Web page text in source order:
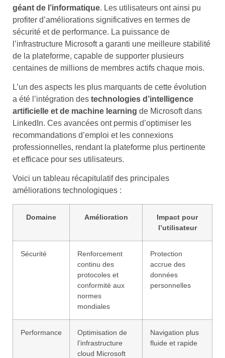
géant de l’informatique. Les utilisateurs ont ainsi pu
profiter d’améliorations significatives en termes de
sécurité et de performance. La puissance de
l’infrastructure Microsoft a garanti une meilleure stabilité
de la plateforme, capable de supporter plusieurs
centaines de millions de membres actifs chaque mois.
L’un des aspects les plus marquants de cette évolution
a été l’intégration des technologies d’intelligence
artificielle et de machine learning de Microsoft dans
LinkedIn. Ces avancées ont permis d’optimiser les
recommandations d’emploi et les connexions
professionnelles, rendant la plateforme plus pertinente
et efficace pour ses utilisateurs.
Voici un tableau récapitulatif des principales
améliorations technologiques :
Domaine Amélioration
Impact pour
l’utilisateur
Sécurité
Renforcement
continu des
protocoles et
conformité aux
normes
mondiales
Protection
accrue des
données
personnelles
Performance
Optimisation de
l’infrastructure
cloud Microsoft
Navigation plus
fluide et rapide